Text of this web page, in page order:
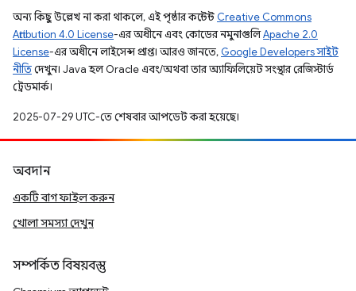
অন্য কিছু উল্লেখ না করা থাকলে, এই পৃষ্ঠার কন্টেন্ট Creative Commons
Attribution 4.0 License-এর অধীনে এবং কোডের নমুনাগুলিApache 2.0
License-এর অধীনে লাইসেন্স প্রাপ্ত। আরও জানতে, Google Developers সাইট
নীতিদেখুন। Java হল Oracle এবং/অথবা তার অ্যাফিলিয়েট সংস্থার রেজিস্টার্ড
ট্রেডমার্ক।
2025-07-29 UTC-তে শেষবার আপডেট করা হয়েছে।
অবদান
একটি বাগ ফাইল করুন
খোলা সমস্যা দেখুন
সম্পর্কিত বিষয়বস্তু